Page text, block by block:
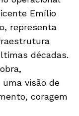
Emílio
representa
décadas.
visão de
coragem